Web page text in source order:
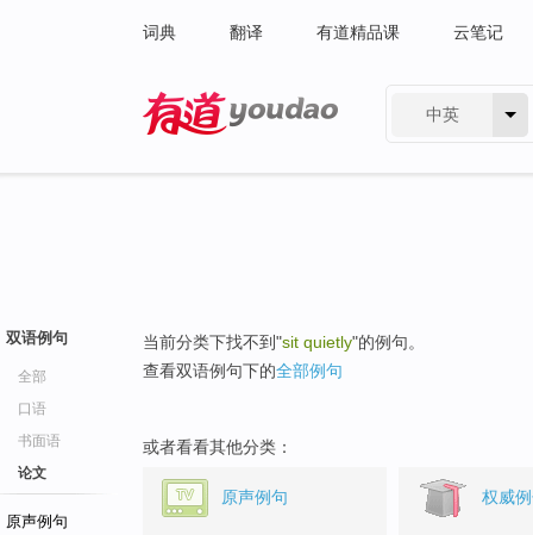
词典 翻译 有道精品课 云笔记
中英
双语例句
全部
口语
书面语
论文
原声例句
当前分类下找不到"sit quietly"的例句。
查看双语例句下的全部例句
或者看看其他分类：
原声例句 权威